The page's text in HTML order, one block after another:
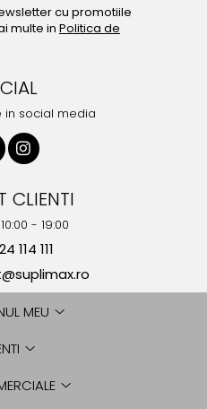
cu promotiile
multe in Politica de
in social media
CLIENTI
- 19:00
114 111
MEU